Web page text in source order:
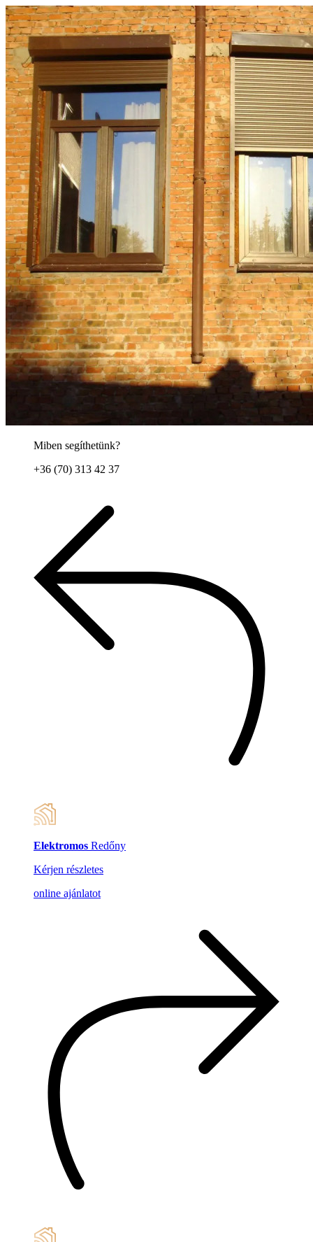
Miben segíthetünk?
+36 (70) 313 42 37
Elektromos Redőny
Kérjen részletes
online ajánlatot